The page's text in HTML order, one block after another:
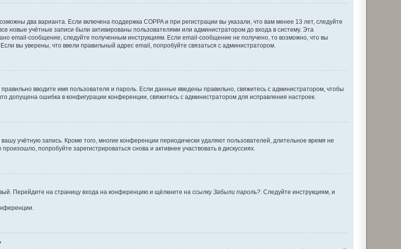
два варианта. Если включена поддержка COPPA и при регистрации вы указали, что вам менее 13 лет, следуйте
новые учётные записи были активированы пользователями или администратором до входа в систему. Эта
email-сообщение, следуйте полученным инструкциям. Если email-сообщение не получено, то возможно, что вы
вы уверены, что ввели правильный адрес email, попробуйте связаться с администратором.
вводите имя пользователя и пароль. Если данные введены правильно, свяжитесь с администратором, чтобы
допущена ошибка в конфигурации конференции, свяжитесь с администратором для исправления настроек.
учётную запись. Кроме того, многие конференции периодически удаляют пользователей, длительное время не
попробуйте зарегистрироваться снова и активнее участвовать в дискуссиях.
Перейдите на страницу входа на конференцию и щёлкните на ссылку Забыли пароль?. Следуйте инструкциям, и